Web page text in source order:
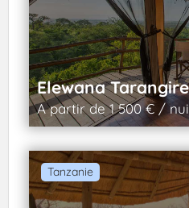
Elewana
A partir de 1 500 € /
Tanzanie